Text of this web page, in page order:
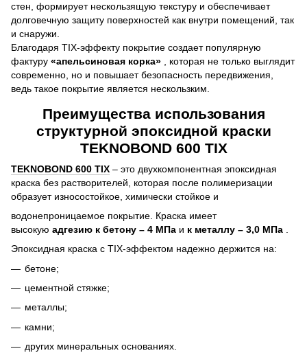
стен, формирует нескользящую текстуру и обеспечивает
долговечную защиту поверхностей как внутри помещений, так
и снаружи.
Благодаря TIX-эффекту покрытие создает популярную
фактуру «апельсиновая корка» , которая не только выглядит
современно, но и повышает безопасность передвижения,
ведь такое покрытие является нескользким.
Преимущества использования
структурной эпоксидной краски
TEKNOBOND 600 TIX
TEKNOBOND 600 TIX – это двухкомпонентная эпоксидная
краска без растворителей, которая после полимеризации
образует износостойкое, химически стойкое и
водонепроницаемое покрытие. Краска имеет
высокую адгезию к бетону – 4 МПа и к металлу – 3,0 МПа
Эпоксидная краска с TIX-эффектом надежно держится на:
бетоне;
цементной стяжке;
металлы;
камни;
других минеральных основаниях.